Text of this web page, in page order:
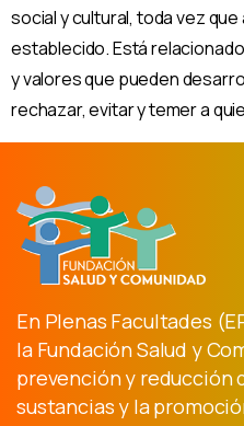
social y cultural, toda vez
establecido.Está
y valores que pueden
rechazar, evitar y temer a
En Plenas Facultades
la Fundación Salud y
prevención y reducción
sustancias y la